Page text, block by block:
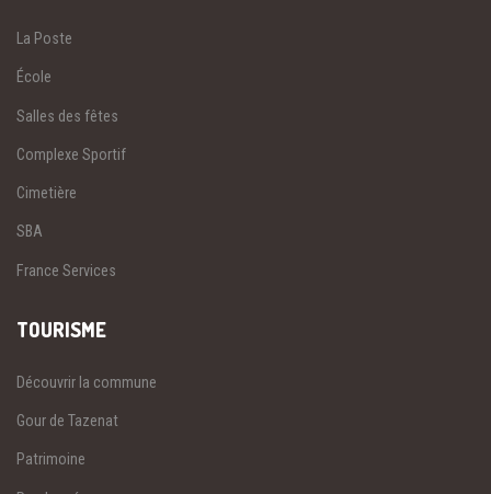
La Poste
École
Salles des fêtes
Complexe Sportif
Cimetière
SBA
France Services
TOURISME
Découvrir la commune
Gour de Tazenat
Patrimoine